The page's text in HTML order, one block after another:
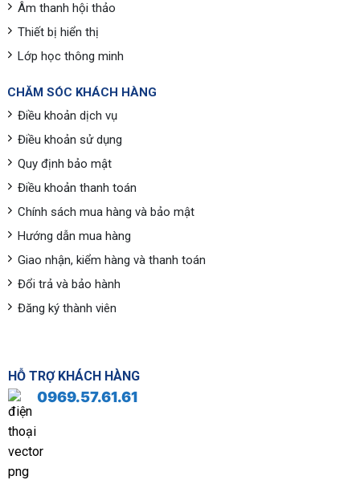
Âm thanh hội thảo
Thiết bị hiển thị
Lớp học thông minh
CHĂM SÓC KHÁCH HÀNG
Điều khoản dịch vụ
Điều khoản sử dụng
Quy định bảo mật
Điều khoản thanh toán
Chính sách mua hàng và bảo mật
Hướng dẫn mua hàng
Giao nhận, kiểm hàng và thanh toán
Đổi trả và bảo hành
Đăng ký thành viên
HỖ TRỢ KHÁCH HÀNG
0969.57.61.61